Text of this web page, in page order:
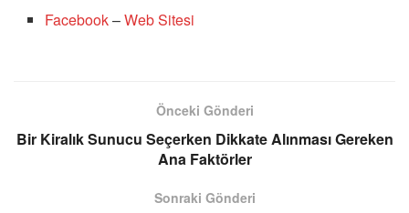
Facebook–Web Sitesi
Önceki Gönderi
Bir Kiralık Sunucu Seçerken Dikkate Alınması Gereken
Ana Faktörler
Sonraki Gönderi